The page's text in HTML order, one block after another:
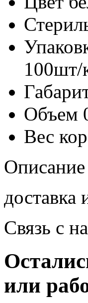
100шт/
Объем
Вес
Описание
доставка
Связь с
или